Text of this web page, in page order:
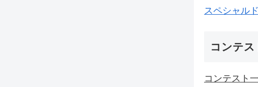
スペシャル
コンテス
コンテスト